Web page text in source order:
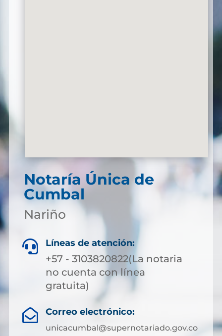
Notaría Única de
Cumbal
Nariño
 Líneas de atención:
+57 - 3103820822(La notaria
no cuenta con línea
gratuita)
 Correo electrónico:
unicacumbal@supernotariado.gov.co